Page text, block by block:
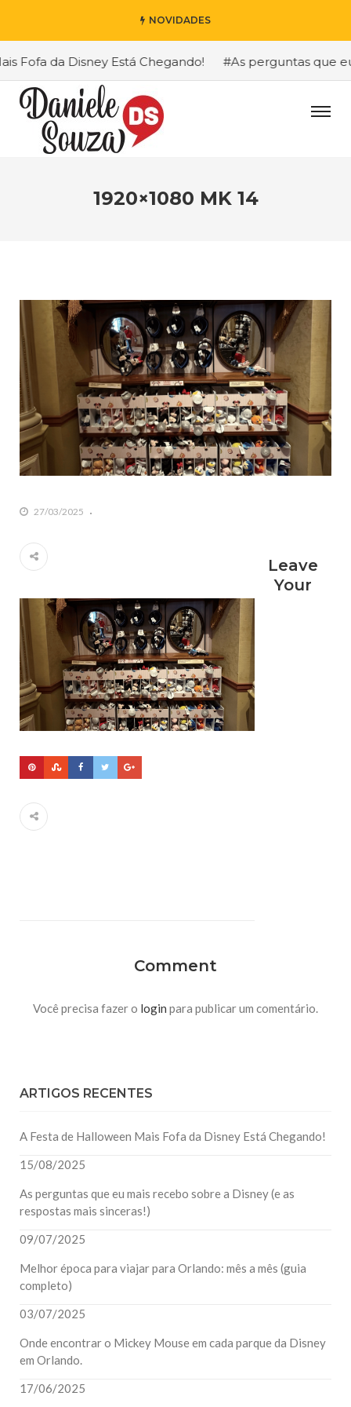
NOVIDADES
da Disney Está Chegando! #As perguntas que eu
1920×1080 MK 14
27/03/2025
Leave
Your
Comment
Você precisa fazer o login para publicar um comentário.
ARTIGOS RECENTES
A Festa de Halloween Mais Fofa da Disney Está Chegando!
15/08/2025
As perguntas que eu mais recebo sobre a Disney (e as
respostas mais sinceras!)
09/07/2025
Melhor época para viajar para Orlando: mês a mês (guia
completo)
03/07/2025
Onde encontrar o Mickey Mouse em cada parque da Disney
em Orlando.
17/06/2025